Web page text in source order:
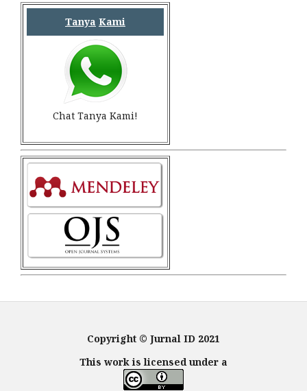
Tanya Kami
Chat Tanya Kami!
Copyright © Jurnal ID 2021
This work is licensed under a